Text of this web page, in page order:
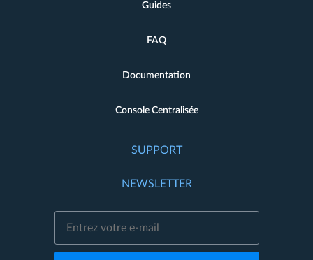
Guides
FAQ
Documentation
Console Centralisée
SUPPORT
NEWSLETTER